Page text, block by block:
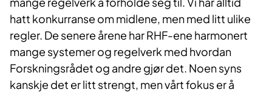
hatt konkurranse om midlene, men med litt ulike
regler. De senere årene har RHF-ene harmonert
mange systemer og regelverk med hvordan
Forskningsrådet og andre gjør det. Noen syns
kanskje det er litt strengt, men vårt fokus er å